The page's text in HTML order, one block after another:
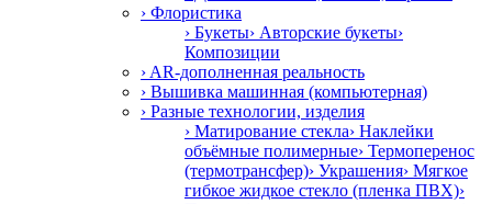
› Флористика
› Букеты› Авторские букеты›
Композиции
› AR-дополненная реальность
› Вышивка машинная (компьютерная)
› Разные технологии, изделия
› Матирование стекла› Наклейки
объёмные полимерные› Термоперенос
(термотрансфер)› Украшения› Мягкое
гибкое жидкое стекло (пленка ПВХ)›